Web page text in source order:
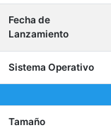
Fecha de
Lanzamiento
Sistema Operativo
Tamaño